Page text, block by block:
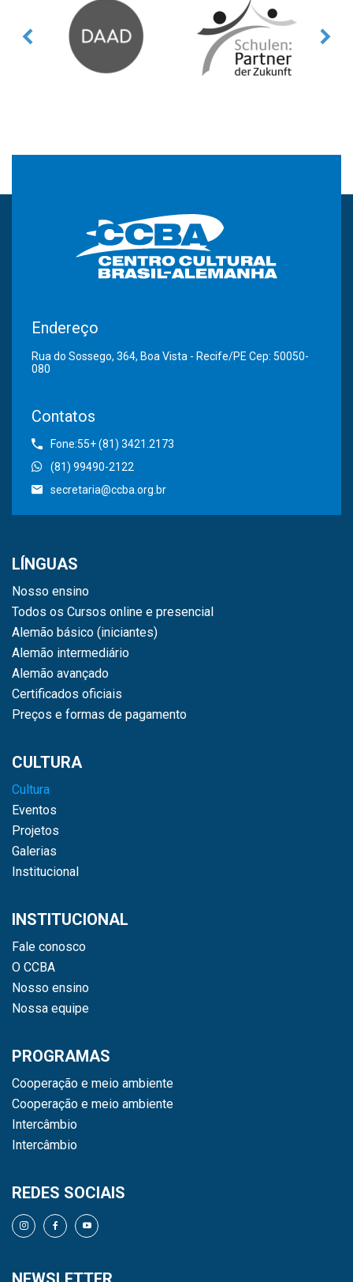
Endereço
Rua do Sossego, 364, Boa Vista - Recife/PE Cep: 50050-
080
Contatos
Fone:55+ (81) 3421.2173
(81) 99490-2122
secretaria@ccba.org.br
LÍNGUAS
Nosso ensino
Todos os Cursos online e presencial
Alemão básico (iniciantes)
Alemão intermediário
Alemão avançado
Certificados oficiais
Preços e formas de pagamento
CULTURA
Cultura
Eventos
Projetos
Galerias
Institucional
INSTITUCIONAL
Fale conosco
O CCBA
Nosso ensino
Nossa equipe
PROGRAMAS
Cooperação e meio ambiente
Cooperação e meio ambiente
Intercâmbio
Intercâmbio
REDES SOCIAIS